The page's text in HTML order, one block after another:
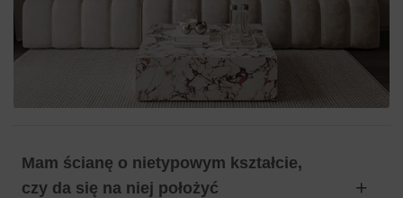
Mam ścianę o nietypowym kształcie,
czy da się na niej położyć